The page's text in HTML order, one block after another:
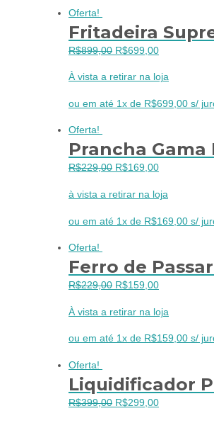
Oferta!
Fritadeira
R$899,00 O
original
era:
R$699,00O
atual
é:
À vista a retirar na loja
ou em até 1x de R$699,00 s/
Oferta!
Prancha Gama
R$229,00 O
original
era:
R$169,00O
atual
é:
à vista a retirar na loja
ou em até 1x de R$169,00 s/
Oferta!
Ferro de
R$229,00 O
original
era:
R$159,00O
atual
é:
À vista a retirar na loja
ou em até 1x de R$159,00 s/
Oferta!
Liquidificador
R$399,00 O
R$299,00O